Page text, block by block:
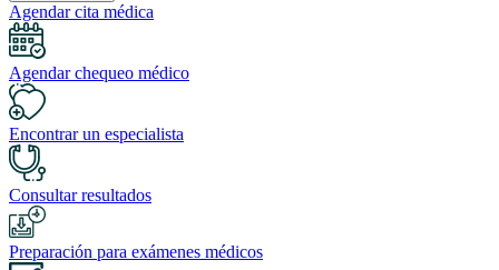
Agendar cita médica
Agendar chequeo médico
Encontrar un especialista
Consultar resultados
Preparación para exámenes médicos